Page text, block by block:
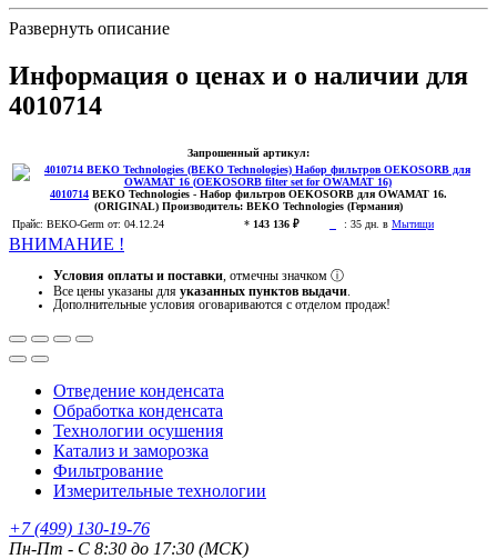
Развернуть описание
Информация о ценах и о наличии для
4010714
Запрошенный артикул:
4010714 BEKO Technologies - Набор фильтров OEKOSORB для OWAMAT 16.
(ORIGINAL) Производитель: BEKO Technologies (Германия)
Прайс: BEKO-Germ от: 04.12.24 * 143 136 ₽ : 35 дн. в Мытищи
ВНИМАНИЕ !
Условия оплаты и поставки , отмечны значком ⓘ
Все цены указаны для указанных пунктов выдачи
Дополнительные условия оговариваются с отделом продаж!
Отведение конденсата
Обработка конденсата
Технологии осушения
Катализ и заморозка
Фильтрование
Измерительные технологии
+7 (499) 130-19-76
Пн-Пт - C 8:30 до 17:30 (МСК)